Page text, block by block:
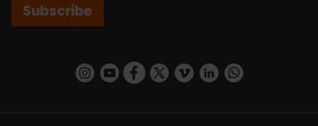
Subscribe
https://www.instagram.com/visit_valencia/
https://www.youtube.com/user/
https://www.facebook.com/
https://twitter.com/VisitaValencia
https://vimeo.com/
https://www.linkedin.com/company/turismo-valencia/https://api.whatsapp.com/send/